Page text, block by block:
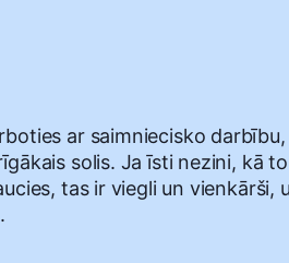
ar saimniecisko darbību,
solis. Ja īsti nezini, kā to
tas ir viegli un vienkārši,